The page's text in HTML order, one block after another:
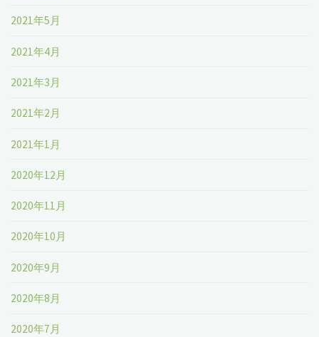
2021年5月
2021年4月
2021年3月
2021年2月
2021年1月
2020年12月
2020年11月
2020年10月
2020年9月
2020年8月
2020年7月